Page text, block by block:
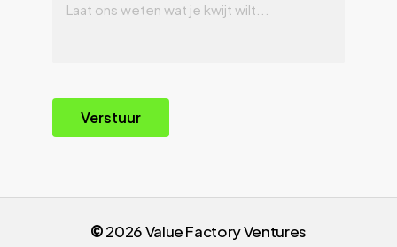
Verstuur
©2026Value Factory Ventures